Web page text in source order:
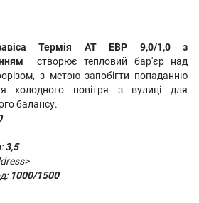
завіса Термія АТ ЕВР 9,0/1,0 з
створює тепловий бар'єр над
з метою запобігти попаданню
холодного повітря з вулиці для
балансу.
:3,5
1000/1500